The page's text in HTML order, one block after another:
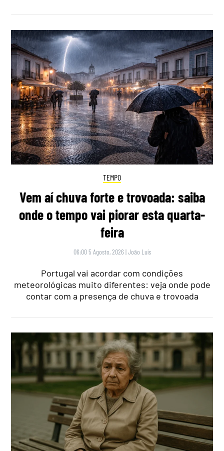
TEMPO
Vem aí chuva forte e trovoada: saiba
onde o tempo vai piorar esta quarta-
feira
06:00 5 Agosto, 2026 |João Luís
Portugal vai acordar com condições
meteorológicas muito diferentes: veja onde pode
contar com a presença de chuva e trovoada